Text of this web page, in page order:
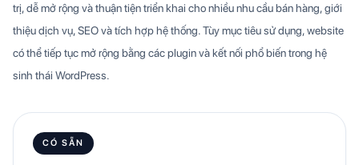
trị, dễ mở rộng và thuận tiện triển khai cho nhiều nhu cầu bán hàng, giới
thiệu dịch vụ, SEO và tích hợp hệ thống. Tùy mục tiêu sử dụng, website
có thể tiếp tục mở rộng bằng các plugin và kết nối phổ biến trong hệ
sinh thái WordPress.
CÓ SẴN